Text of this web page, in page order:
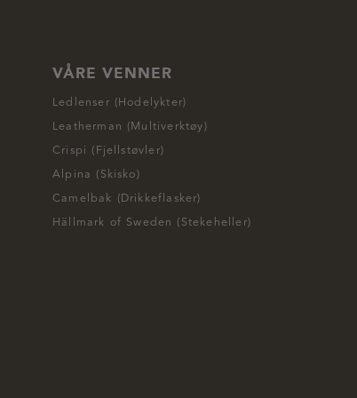
VÅRE VENNER
Ledlenser (Hodelykter)
Leatherman (Multiverktøy)
Crispi (Fjellstøvler)
Alpina (Skisko)
Camelbak (Drikkeflasker)
Hällmark of Sweden (Stekeheller)